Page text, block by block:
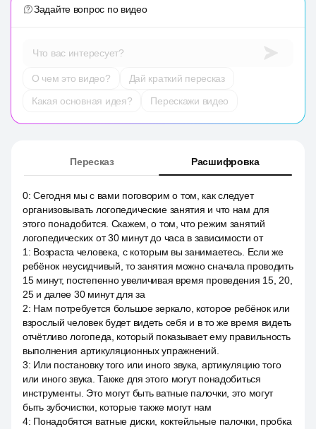
Задайте вопрос по видео
Что вас интересует?
О чем это видео?
Дай краткий пересказ
Какая основная идея?
Перескажи видео
Пересказ Расшифровка
0:Сегодня мы с вами поговорим о том, как следует
организовывать логопедические занятия и что нам для
этого понадобится. Скажем, о том, что режим занятий
логопедических от 30 минут до часа в зависимости от
1 : Возраста человека, с которым вы занимаетесь. Если же
ребёнок неусидчивый, то занятия можно сначала проводить
15 минут, постепенно увеличивая время проведения 15, 20,
25 и далее 30 минут для за
2: Нам потребуется большое зеркало, которое ребёнок или
взрослый человек будет видеть себя и в то же время видеть
отчётливо логопеда, который показывает ему правильность
выполнения артикуляционных упражнений.
3: Или постановку того или иного звука, артикуляцию того
или иного звука. Также для этого могут понадобиться
инструменты. Это могут быть ватные палочки, это могут
быть зубочистки, которые также могут нам
4: Понадобятся ватные диски, коктейльные палочки, пробка